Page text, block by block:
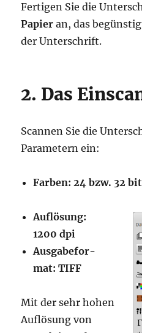
Fer­ti­gen Sie die
Papier an, das
der Unterschrift.
2. Das
Scan­nen Sie die
Para­me­tern ein:
Far­ben: 24 bzw. 32 bit
Auf­lö­sung:
1200 dpi
Aus­ga­be­for­
mat: TIFF
Mit der sehr hohen
Auf­lö­sung von